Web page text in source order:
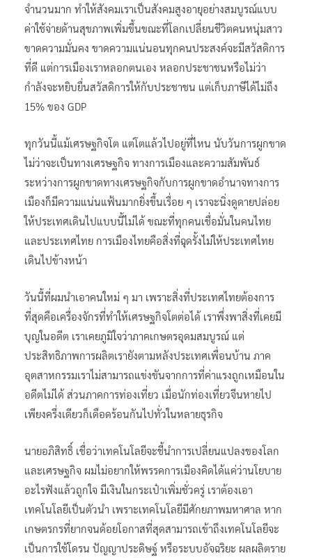
จำนวนมาก ทำให้สังคมเราเป็นสังคมสูงอายุอย่างสมบูรณ์แบบ
ค่าใช้จ่ายด้านสุขภาพเพิ่มขึ้นขณะที่โลกเปลี่ยนชีวิตคนหนุ่มสาว
ขาดความมั่นคง ขาดความแน่นอนทุกคนประสงค์จะมีสวัสดิการ
ที่ดี แต่การเมืองเราหลอกตนเอง หลอกประชาชนหรือไม่ว่า
กำลังจะหยิบยื่นสวัสดิการให้กับประชาชน แต่เก็บภาษีได้ไม่ถึง
15% ของ GDP
ทุกวันนี้แม้เศรษฐกิจโต แต่โตแล้วไปอยู่ที่ไหน นับวันการผูกขาด
ไม่ว่าจะเป็นทางเศรษฐกิจ ทางการเมืองและความสัมพันธ์
ระหว่างการผูกขาดทางเศรษฐกิจกับการผูกขาดอำนาจทางการ
เมืองก็มีความแน่นแฟ้นมากยิ่งขึ้นเรื่อย ๆ เราจะนิ่งดูดายปล่อย
ให้ประเทศเดินไปแบบนี้ไม่ได้ ขณะที่ทุกคนเชื่อมั่นในคนไทย
และประเทศไทย การเมืองไทยคือสิ่งที่ฉุดรั้งไม่ให้ประเทศไทย
เดินไปข้างหน้า
วันนี้ที่ผมนำเอาคนใหม่ ๆ มา เพราะสิ่งที่ประเทศไทยต้องการ
ที่สุดคือเครื่องจักรที่ทำให้เศรษฐกิจโตต่อได้ เราพึ่งพาสิ่งที่เคยมี
บุญในอดีต เราเคยภูมิใจว่าภาคเกษตรอุดมสมบูรณ์ แต่
ประสิทธิภาพการผลิตเรายังตามหลังประเทศเพื่อนบ้าน ภาค
อุตสาหกรรมเราไม่สามารถแข่งขันจากการที่ค่าแรงถูกเหมือนใน
อดีตไม่ได้ ส่วนภาคการท่องเที่ยว เมื่อนักท่องเที่ยวจีนหายไป
เพียงครึ่งเดียวก็เดือดร้อนกันไปทั่วในหลายธุรกิจ
นายอภิสิทธิ์ เชื่อว่าเทคโนโลยีจะชี้นำการเปลี่ยนแปลงของโลก
และเศรษฐกิจ ผมไม่อยากให้พรรคการเมืองคิดได้แค่ว่านโยบาย
อะไรฟังแล้วถูกใจ มีเงินในกระเป๋าเพิ่มชั่วครู่ เราต้องเอา
เทคโนโลยีเป็นตัวนำ เพราะเทคโนโลยีมีศักยภาพมหาศาล หาก
เกษตรกรที่ยากจนด้อยโอกาสที่สุดสามารถเข้าถึงเทคโนโลยีจะ
เป็นการใช้โดรน ปัญญาประดิษฐ์ หรือระบบอัจฉริยะ ผลผลิตราย